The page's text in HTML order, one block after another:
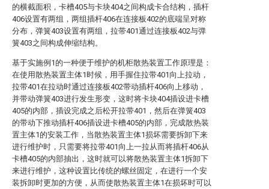
的横截面积，卡槽405与卡块404之间构成卡合结构，插杆
406设置有两组，两组插杆406在连接板402的底端呈对称
分布，弹簧403设置有两组，拉带401通过连接板402与弹
簧403之间构成伸缩结构。
基于实施例1的一种便于维护的机柜散热装置工作原理是：
在使用散热装置主体1时候，用手握住拉带401向上拉动，
拉带401在拉动时通过连接板402带动插杆406向上移动，
并带动弹簧403进行发生形变，这时将卡块404插设进卡槽
405的内部，插设完成之后松开拉带401，然后在弹簧403
的带动下推动插杆406插设进卡槽405的内部，完成散热装
置主体1的安装工作，当散热装置主体1损坏需要拆卸下来
进行维护时，只需要将拉带401向上一拉从而将插杆406从
卡槽405的内部抽出，这时就可以将散热装置主体1拆卸下
来进行维护，这种设置比传统的螺丝固定，在进行一个安
装拆卸时更加的方便，从而使散热装置主体1在损坏时可以